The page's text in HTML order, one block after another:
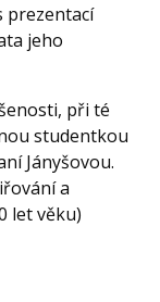
prezentací
jeho
při té
studentkou
Jányšovou.
a
let věku)